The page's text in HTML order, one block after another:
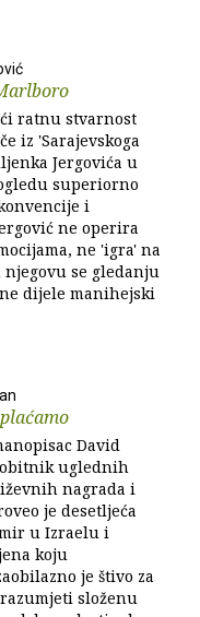
ratnu stvarnost
iz 'Sarajevskoga
Jergovića u
superiorno
i
ne operira
ne 'igra' na
se gledanju
dijele manihejski
David
uglednih
nagrada i
je desetljeća
u Izraelu i
koju
je štivo za
složenu